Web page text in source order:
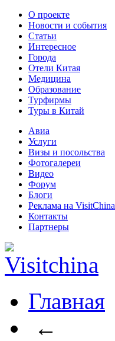
О проекте
Новости и события
Статьи
Интересное
Города
Отели Китая
Медицина
Образование
Турфирмы
Туры в Китай
Авиа
Услуги
Визы и посольства
Фотогалереи
Видео
Форум
Блоги
Реклама на VisitChina
Контакты
Партнеры
Главная
←